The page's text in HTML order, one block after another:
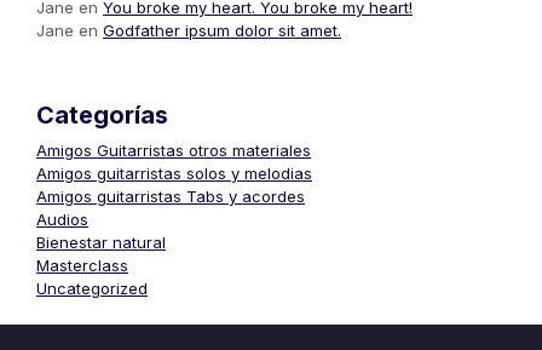
Jane en You broke my heart. You broke my heart!
Jane en Godfather ipsum dolor sit amet.
Categorías
Amigos Guitarristas otros materiales
Amigos guitarristas solos y melodias
Amigos guitarristas Tabs y acordes
Audios
Bienestar natural
Masterclass
Uncategorized